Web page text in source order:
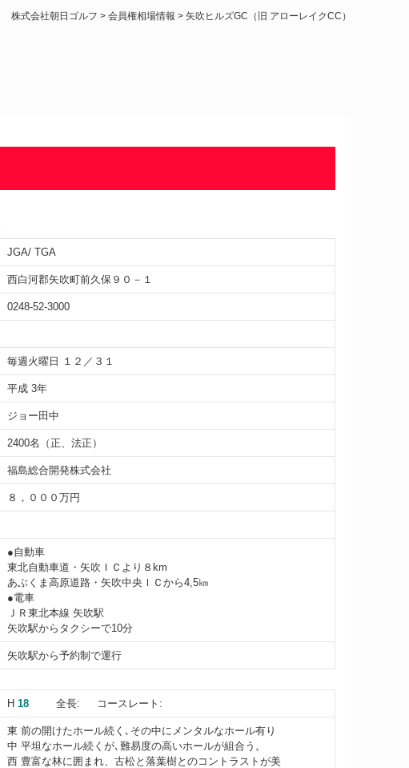
株式会社朝日ゴルフ > 会員権相場情報 > 矢吹ヒルズGC（旧 アローレイクCC）
JGA TGA
西白河郡矢吹町前久保９０－１
0248-52-3000
毎週火曜日 １２／３１
平成 3年
ジョー田中
2400名（正、法正）
福島総合開発株式会社
８，０００万円
●自動車
東北自動車道・矢吹ＩＣより８km
あぶくま高原道路・矢吹中央ＩＣから4,5㎞
●電車
ＪＲ東北本線 矢吹駅
矢吹駅からタクシーで10分
矢吹駅から予約制で運行
H 18 全長: コースレート:
東 前の開けたホール続く､その中にメンタルなホール有り
中 平坦なホール続くが､難易度の高いホールが組合う。
西 豊富な林に囲まれ、古松と落葉樹とのコントラストが美